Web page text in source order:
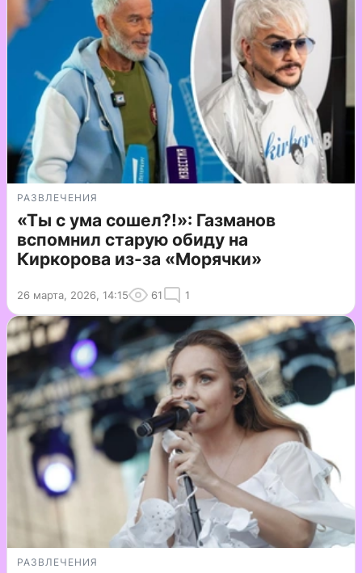
РАЗВЛЕЧЕНИЯ
«Ты с ума сошел?!»: Газманов
вспомнил старую обиду на
Киркорова из-за «Морячки»
26 марта, 2026, 14:15 61 1
РАЗВЛЕЧЕНИЯ